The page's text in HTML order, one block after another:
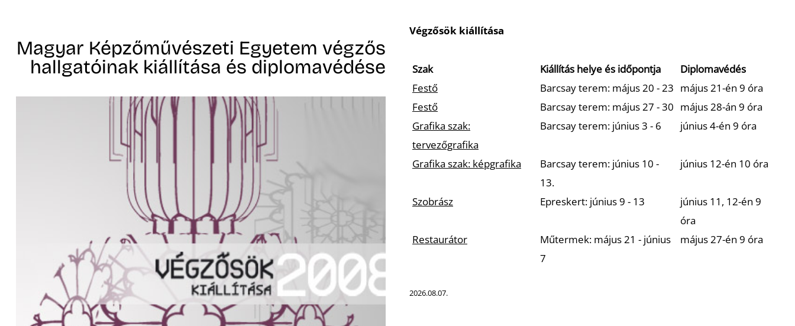
Magyar Képzőművészeti Egyetem végzős
hallgatóinak kiállítása és diplomavédése
Végzősök kiállítása
Szak Kiállítás helye és időpontja
Diplomavédés
Festő
Barcsay terem: május 20 - 23 május 21-én 9 óra
Festő
Barcsay terem: május 27 - 30 május 28-án 9 óra
Grafika szak:
tervezőgrafika
Barcsay terem: június 3 - 6 június 4-én 9 óra
Grafika szak: képgrafika
Barcsay terem: június 10 -
13.
június 12-én 10 óra
Szobrász Epreskert: június 9 - 13
június 11, 12-én 9
óra
Restaurátor
Műtermek: május 21 - június
7
május 27-én 9 óra
2026.08.07.